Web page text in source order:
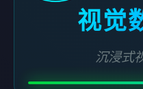
视觉
沉浸式